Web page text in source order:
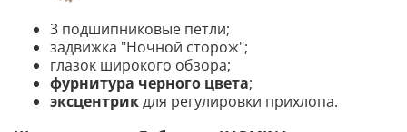
3 подшипниковые петли;
задвижка "Ночной сторож";
глазок широкого обзора;
фурнитура черного цвета;
эксцентрикдля регулировки прихлопа.